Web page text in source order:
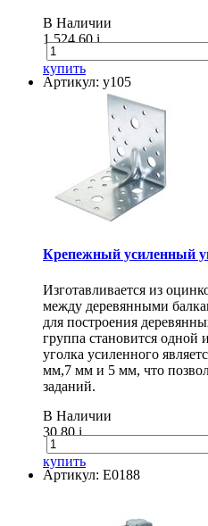
В Наличии
1 524.60i
купить
Артикул: у105
Крепежный усиленный
Изготавливается из
между деревянными
для построения
группа становится одной
уголка усиленного
мм,7 мм и 5 мм, что
заданий.
В Наличии
30.80i
купить
Артикул: E0188